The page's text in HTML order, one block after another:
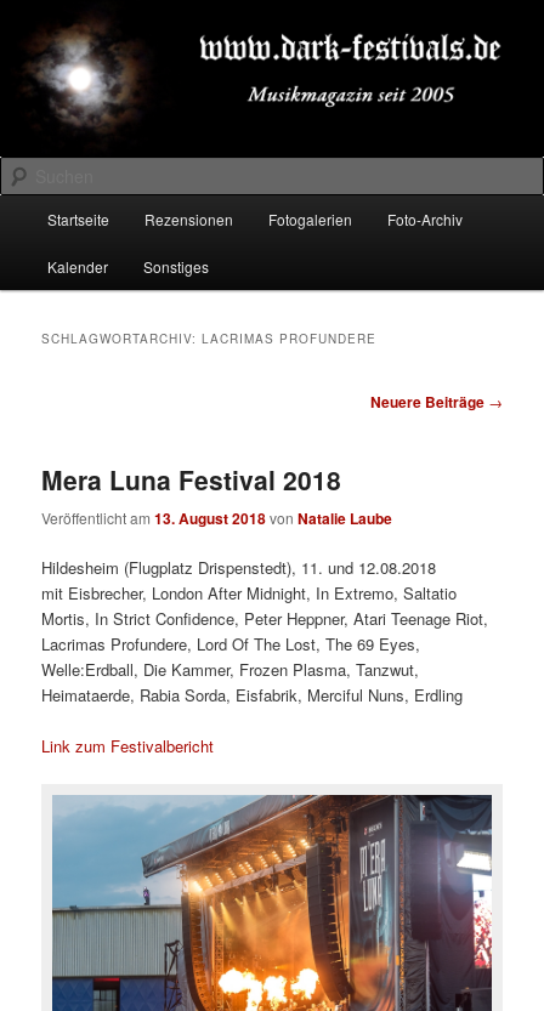
primären
Inhalt
springen
sekundären
Inhalt
springenDARK-FESTIVALS.DE
Suchen
Startseite Rezensionen Fotogalerien Foto-Archiv
Kalender Sonstiges
SCHLAGWORTARCHIV:LACRIMAS PROFUNDERE
Neuere Beiträge →
Mera Luna Festival 2018
Veröffentlicht am13. August 2018vonNatalie Laube
Hildesheim (Flugplatz Drispenstedt), 11. und 12.08.2018
mit Eisbrecher, London After Midnight, In Extremo, Saltatio
Mortis, In Strict Confidence, Peter Heppner, Atari Teenage Riot,
Lacrimas Profundere, Lord Of The Lost, The 69 Eyes,
Welle:Erdball, Die Kammer, Frozen Plasma, Tanzwut,
Heimataerde, Rabia Sorda, Eisfabrik, Merciful Nuns, Erdling
Link zum Festivalbericht